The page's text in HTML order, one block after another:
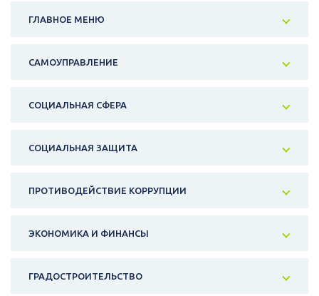
ГЛАВНОЕ МЕНЮ
САМОУПРАВЛЕНИЕ
СОЦИАЛЬНАЯ СФЕРА
СОЦИАЛЬНАЯ ЗАЩИТА
ПРОТИВОДЕЙСТВИЕ КОРРУПЦИИ
ЭКОНОМИКА И ФИНАНСЫ
ГРАДОСТРОИТЕЛЬСТВО